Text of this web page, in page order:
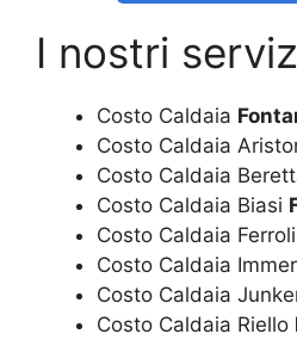
I nostri
Costo Caldaia
Costo Caldaia
Costo Caldaia
Costo Caldaia Biasi
Costo Caldaia Ferroli
Costo Caldaia
Costo Caldaia
Costo Caldaia Riello